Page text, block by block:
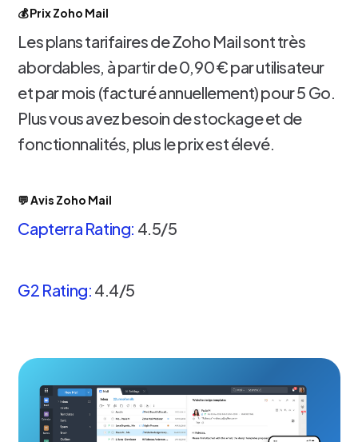
💰 Prix Zoho Mail
Les plans tarifaires de Zoho Mail sont très
abordables, à partir de 0,90 € par utilisateur
et par mois (facturé annuellement) pour 5 Go.
Plus vous avez besoin de stockage et de
fonctionnalités, plus le prix est élevé.
💬 Avis Zoho Mail
Capterra Rating: 4.5/5
G2 Rating: 4.4/5